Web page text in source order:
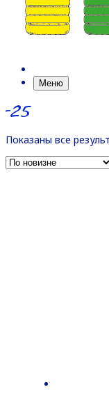
Меню
-25
Показаны все